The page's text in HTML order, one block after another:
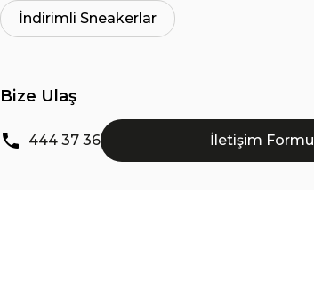
İndirimli Sneakerlar
Bize Ulaş
444 37 36 İletişim Formu